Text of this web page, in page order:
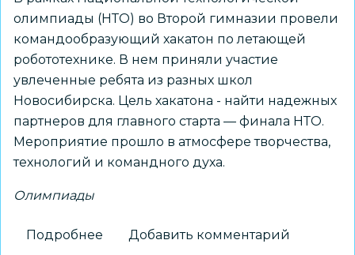
олимпиады (НТО) во Второй гимназии провели
командообразующий хакатон по летающей
робототехнике. В нем приняли участие
увлеченные ребята из разных школ
Новосибирска. Цель хакатона - найти надежных
партнеров для главного старта — финала НТО.
Мероприятие прошло в атмосфере творчества,
технологий и командного духа.
Олимпиады
Подробнее Добавить комментарий